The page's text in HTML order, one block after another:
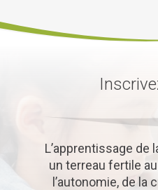
L’apprentissage
un terreau fertile
l’autonomie, de la